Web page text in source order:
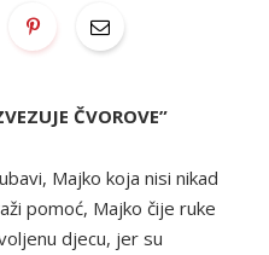
ČVOROVE”
Majko koja nisi nikad
pomoć, Majko čije ruke
djecu, jer su